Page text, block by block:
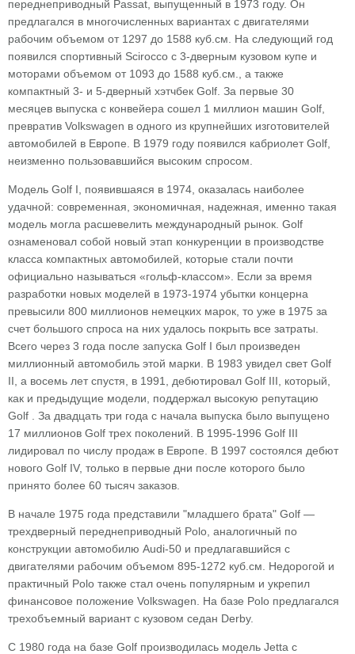
переднеприводный Passat, выпущенный в 1973 году. Он
предлагался в многочисленных вариантах с двигателями
рабочим объемом от 1297 до 1588 куб.см. На следующий год
появился спортивный Scirocco с 3-дверным кузовом купе и
моторами объемом от 1093 до 1588 куб.см., а также
компактный 3- и 5-дверный хэтчбек Golf. За первые 30
месяцев выпуска с конвейера сошел 1 миллион машин Golf,
превратив Volkswagen в одного из крупнейших изготовителей
автомобилей в Европе. В 1979 году появился кабриолет Golf,
неизменно пользовавшийся высоким спросом.
Модель Golf I, появившаяся в 1974, оказалась наиболее
удачной: современная, экономичная, надежная, именно такая
модель могла расшевелить международный рынок. Golf
ознаменовал собой новый этап конкуренции в производстве
класса компактных автомобилей, которые стали почти
официально называться «гольф-классом». Если за время
разработки новых моделей в 1973-1974 убытки концерна
превысили 800 миллионов немецких марок, то уже в 1975 за
счет большого спроса на них удалось покрыть все затраты.
Всего через 3 года после запуска Golf I был произведен
миллионный автомобиль этой марки. В 1983 увидел свет Golf
II, а восемь лет спустя, в 1991, дебютировал Golf III, который,
как и предыдущие модели, поддержал высокую репутацию
Golf . За двадцать три года с начала выпуска было выпущено
17 миллионов Golf трех поколений. В 1995-1996 Golf III
лидировал по числу продаж в Европе. В 1997 состоялся дебют
нового Golf IV, только в первые дни после которого было
принято более 60 тысяч заказов.
В начале 1975 года представили "младшего брата" Golf —
трехдверный переднеприводный Polo, аналогичный по
конструкции автомобилю Audi-50 и предлагавшийся с
двигателями рабочим объемом 895-1272 куб.см. Недорогой и
практичный Polo также стал очень популярным и укрепил
финансовое положение Volkswagen. На базе Polo предлагался
трехобъемный вариант с кузовом седан Derby.
С 1980 года на базе Golf производилась модель Jetta с